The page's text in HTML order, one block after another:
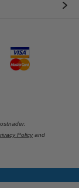
Policy and